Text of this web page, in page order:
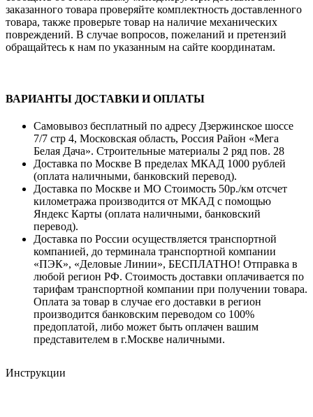
заказанного товара проверяйте комплектность доставленного
товара, также проверьте товар на наличие механических
повреждений. В случае вопросов, пожеланий и претензий
обращайтесь к нам по указанным на сайте координатам.
ВАРИАНТЫ ДОСТАВКИ И ОПЛАТЫ
Самовывоз бесплатный по адресу Дзержинское шоссе
7/7 стр 4, Московская область, Россия Район «Мега
Белая Дача». Строительные материалы 2 ряд пов. 28
Доставка по Москве В пределах МКАД 1000 рублей
(оплата наличными, банковский перевод).
Доставка по Москве и МО Стоимость 50р./км отсчет
километража производится от МКАД с помощью
Яндекс Карты (оплата наличными, банковский
перевод).
Доставка по России осуществляется транспортной
компанией, до терминала транспортной компании
«ПЭК», «Деловые Линии», БЕСПЛАТНО! Отправка в
любой регион РФ. Стоимость доставки оплачивается по
тарифам транспортной компании при получении товара.
Оплата за товар в случае его доставки в регион
производится банковским переводом со 100%
предоплатой, либо может быть оплачен вашим
представителем в г.Москве наличными.
Инструкции